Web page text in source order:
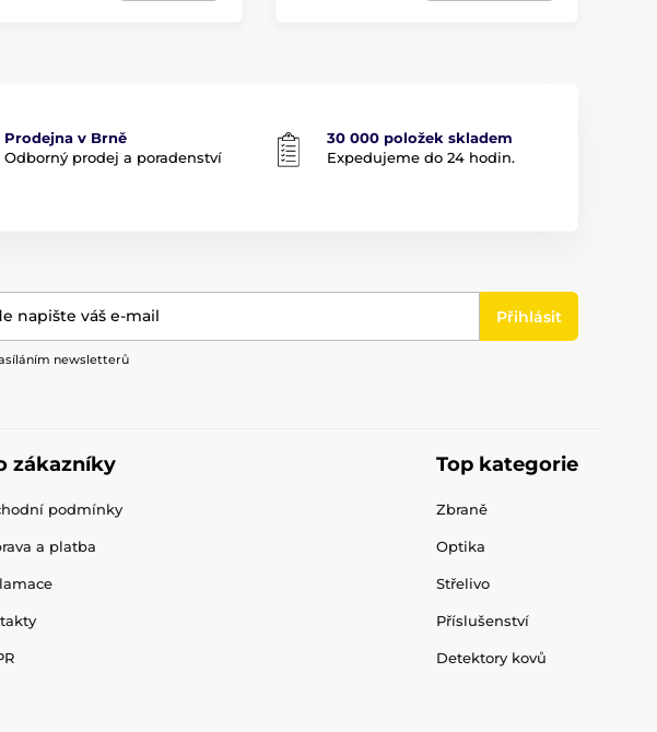
Prodejna v Brně
Odborný prodej a poradenství
30 000 položek skladem
Expedujeme do 24 hodin.
napište váš e-mail Přihlásit
newsletterů
zákazníky
podmínky
a platba
Top kategorie
Zbraně
Optika
Střelivo
Příslušenství
Detektory kovů